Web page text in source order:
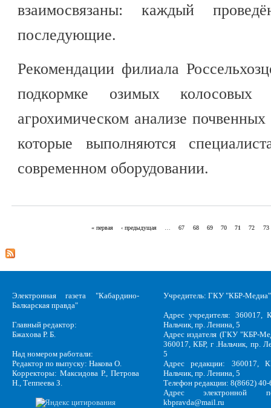
взаимосвязаны: каждый
последующие.
Рекомендации филиала
подкормке озимых
агрохимическом анализе
которые выполняются
современном оборудовании.
« первая ‹ предыдущая … 67 68 69 70 71 72 73
Электронная газета "Кабардино-
Балкарская правда"
Главный редактор:
Бжахова Р. Б.
Над номером работали:
Редактор по выпуску: Накова О.
Корректоры: Максидова Р., Петрова
Н., Теппеева З.
Учредитель: ГКУ "КБР-Медиа"
Адрес учредителя: 360017,
Нальчик, пр. Ленина, 5
Адрес издателя (ГКУ "КБР-
360017, КБР, г .Нальчик, пр.
5
Адрес редакции: 360017,
Нальчик, пр. Ленина, 5
Телефон редакции: 8(8662)
Адрес электронной
kbpravda@mail.ru